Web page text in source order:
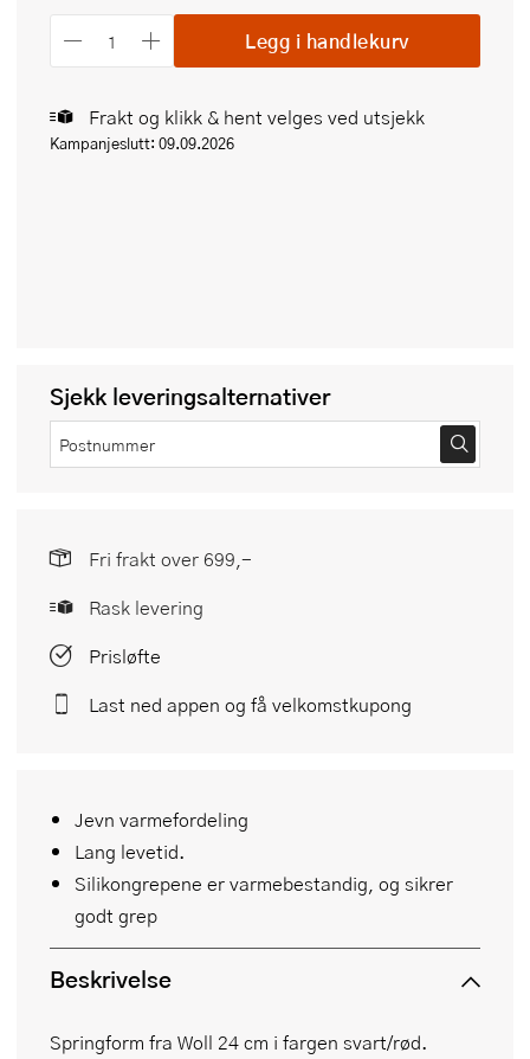
Legg i handlekurv
Frakt og klikk & hent velges ved utsjekk
Kampanjeslutt: 09.09.2026
Jevn varmefordeling
Lang levetid.
Silikongrepene er varmebestandig, og sikrer
godt grep
Beskrivelse
Springform fra Woll 24 cm i fargen svart/rød.
Sjekk leveringsalternativer
Fri frakt over 699,-
Rask levering
Prisløfte
Last ned appen og få velkomstkupong